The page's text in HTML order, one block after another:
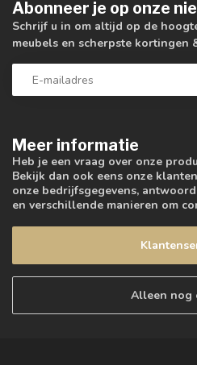
Meer informatie
Heb je een vraag over onze
Bekijk dan ook eens onze
onze bedrijfsgegevens,
en verschillende manieren om
Alleen nog
Abonneer je op onze
Schrijf u in om altijd op de
meubels en scherpste kortingen